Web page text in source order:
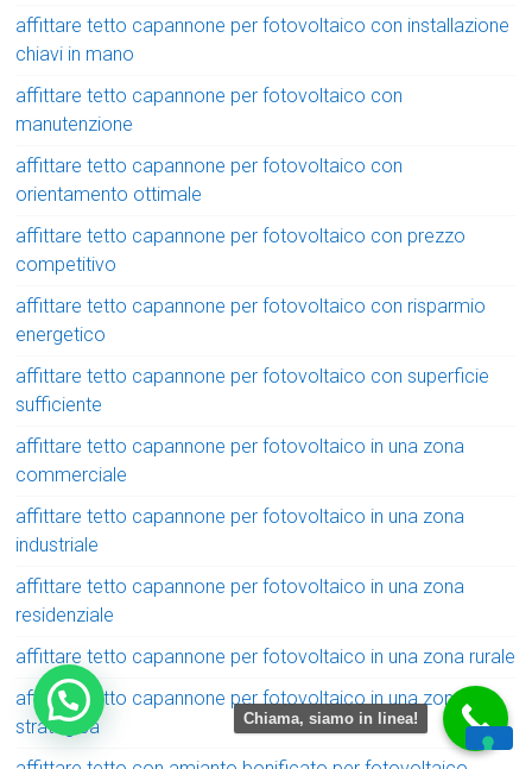
affittare tetto capannone per fotovoltaico con installazione
chiavi in mano
affittare tetto capannone per fotovoltaico con
manutenzione
affittare tetto capannone per fotovoltaico con
orientamento ottimale
affittare tetto capannone per fotovoltaico con prezzo
competitivo
affittare tetto capannone per fotovoltaico con risparmio
energetico
affittare tetto capannone per fotovoltaico con superficie
sufficiente
affittare tetto capannone per fotovoltaico in una zona
commerciale
affittare tetto capannone per fotovoltaico in una zona
industriale
affittare tetto capannone per fotovoltaico in una zona
residenziale
affittare tetto capannone per fotovoltaico in una zona rurale
affittare tetto capannone per fotovoltaico in una zona
strategica
Chiama, siamo in linea!